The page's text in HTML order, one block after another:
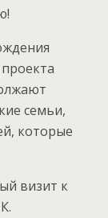
семьи,
которые
визит к